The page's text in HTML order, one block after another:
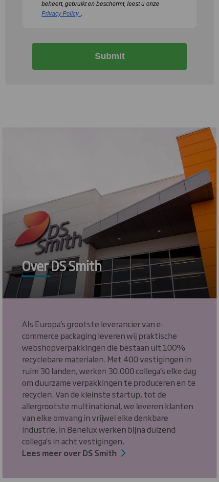
beheert, gebruikt en beschermt, leest u onze
Privacy Policy .
Submit
Over DS Smith
Als Europa’s grootste leverancier van e-
commerce packaging leveren wij praktische
webshopverpakkingen die bestaan uit 100%
recyclebare materialen. Met 400 vestigingen in
ruim 30 landen, werken 30.000 collega’s elke dag
om duurzame verpakkingen te produceren en te
recyclen. Van de kleinste startup, tot de
allergrootste multinational, we leveren klanten
van elke omvang in vrijwel elke denkbare
industrie. In Benelux werken bijna duizend
collega's in acht vestigingen.
Lees meer over DS Smith